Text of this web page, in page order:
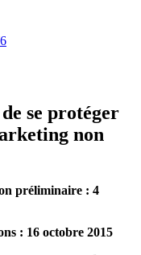
se protéger
non
préliminaire : 4
: 16 octobre 2015